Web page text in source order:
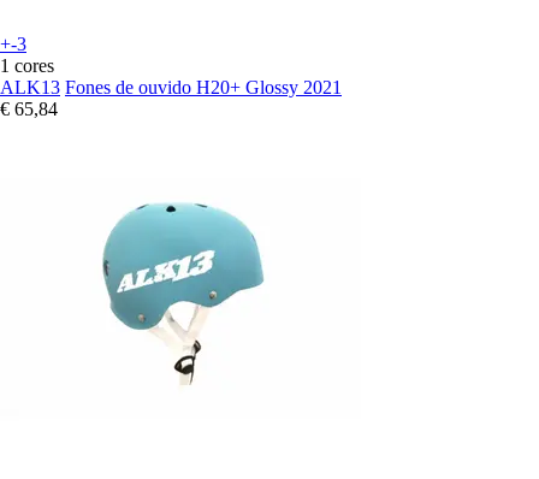
+-3
1 cores
ALK13 Fones de ouvido H20+ Glossy 2021
€ 65,84